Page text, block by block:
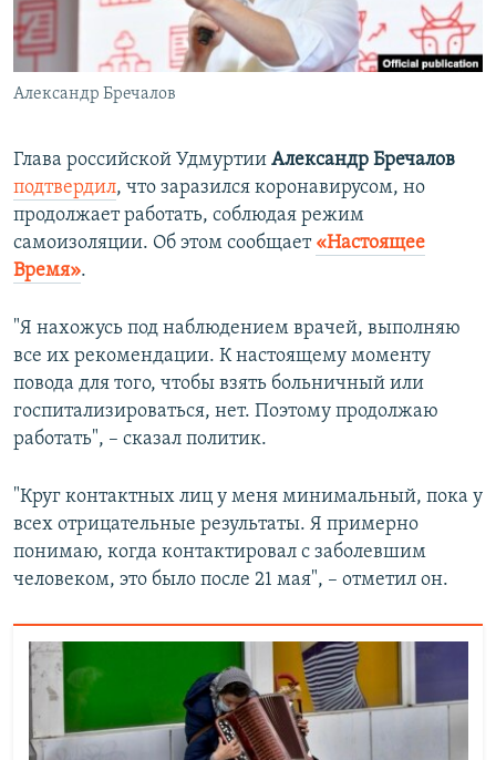
ПОБЕДИТЕЛЕЙ НЕ СУДЯТ?
КРЫМ.НЕПОКОРЕННЫЙ
ELIFBE
ПРИСОЕДИНЯЙТЕСЬ!
Все сайты RFE/RL
Александр Бречалов
Глава российской Удмуртии Александр Бречалов
подтвердил, что заразился коронавирусом, но
продолжает работать, соблюдая режим
самоизоляции. Об этом сообщает «Настоящее
Время».
"Я нахожусь под наблюдением врачей, выполняю
все их рекомендации. К настоящему моменту
повода для того, чтобы взять больничный или
госпитализироваться, нет. Поэтому продолжаю
работать", – сказал политик.
"Круг контактных лиц у меня минимальный, пока у
всех отрицательные результаты. Я примерно
понимаю, когда контактировал с заболевшим
человеком, это было после 21 мая", – отметил он.